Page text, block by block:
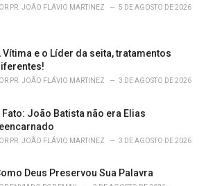
PR. JOÃO FLÁVIO MARTINEZ 5 DE AGOSTO DE 2026
Vítima e o Líder da seita, tratamentos
PR. JOÃO FLÁVIO MARTINEZ 3 DE AGOSTO DE 2026
Fato: João Batista não era Elias
PR. JOÃO FLÁVIO MARTINEZ 3 DE AGOSTO DE 2026
Deus Preservou Sua Palavra